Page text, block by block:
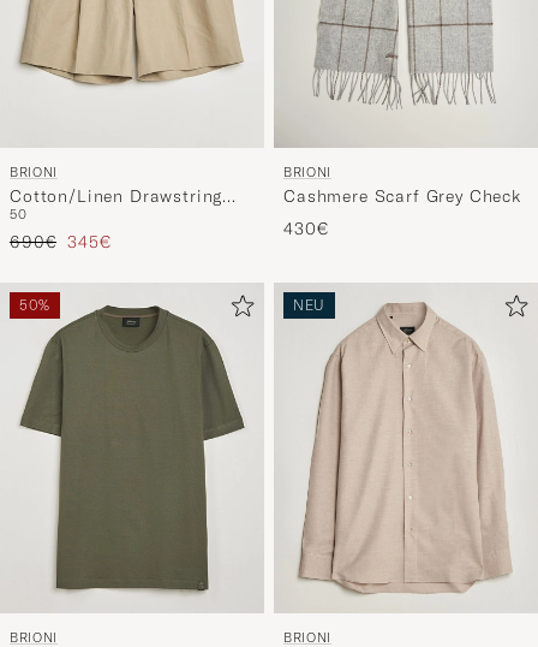
BRIONI
Cotton/Linen Drawstring
Shorts Beige
50
Regulärer Preis
690€ Reduzierter Preis
345€
BRIONI
Cashmere Scarf Grey Check
430€
50%
BRIONI
NEU
BRIONI